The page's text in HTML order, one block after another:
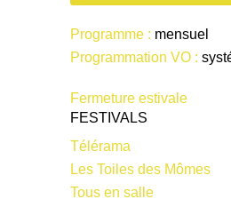
Programme : mensuel
Programmation VO :
Fermeture estivale
FESTIVALS
Télérama
Les Toiles des Mômes
Tous en salle